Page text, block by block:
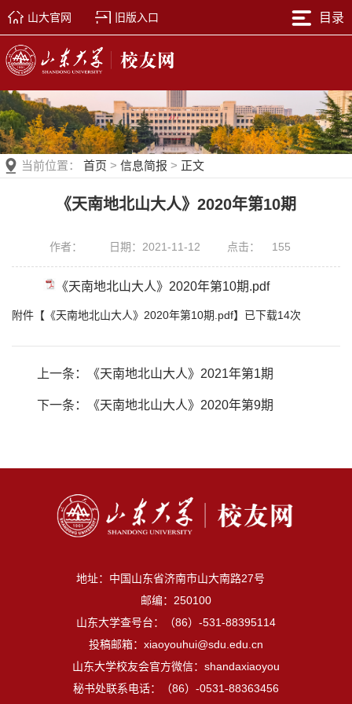
山大官网 旧版入口 目录
当前位置： 首页 > 信息简报 > 正文
《天南地北山大人》2020年第10期
作者： 日期：2021-11-12 点击： 155
《天南地北山大人》2020年第10期.pdf
附件【 《天南地北山大人》2020年第10期.pdf】已下载14次
上一条： 《天南地北山大人》2021年第1期
下一条： 《天南地北山大人》2020年第9期
地址：中国山东省济南市山大南路27号
邮编：250100
山东大学查号台：（86）-531-88395114
投稿邮箱：xiaoyouhui@sdu.edu.cn
山东大学校友会官方微信：shandaxiaoyou
秘书处联系电话：（86）-0531-88363456